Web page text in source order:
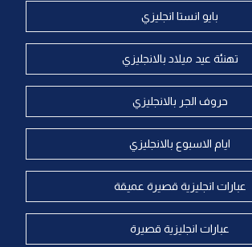
بايو انستا انجليزي
تهنئة عيد ميلاد بالانجليزي
حروف الجر بالانجليزي
ايام الاسبوع بالانجليزي
عبارات انجليزية قصيرة عميقة
عبارات انجليزية قصيرة